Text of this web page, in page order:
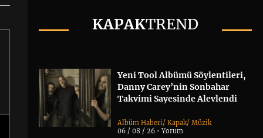
KAPAKTREND
Yeni Tool Albümü Söylentileri,
Danny Carey’nin Sonbahar
Takvimi Sayesinde Alevlendi
Albüm Haberi/Kapak/Müzik
06 / 08 / 26 •Yorum